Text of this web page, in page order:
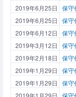
2019年6月25日
保守
2019年6月25日
保守
2019年6月12日
保守
2019年3月12日
保守
2019年2月18日
保守
2019年1月29日
保守
2019年1月29日
保守
2019年1月29日
保守